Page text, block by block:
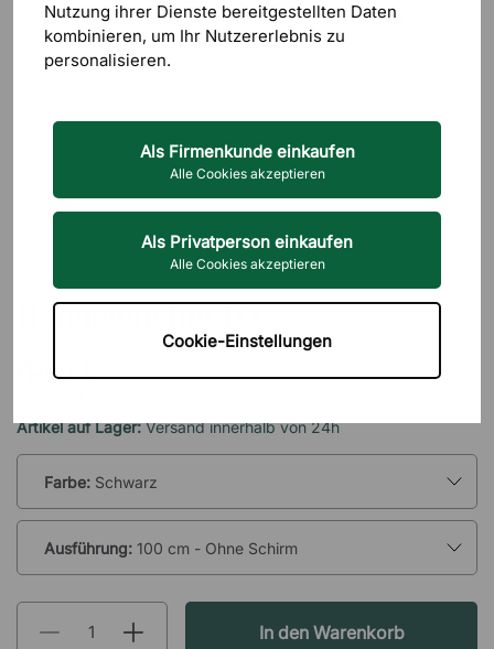
Nutzung ihrer Dienste bereitgestellten Daten
kombinieren, um Ihr Nutzererlebnis zu
personalisieren.
Als Firmenkunde einkaufen
Alle Cookies akzeptieren
Als Privatperson einkaufen
Alle Cookies akzeptieren
Cookie-Einstellungen
Hängeleuchte IZL
446 €
Artikel auf Lager:Versand innerhalb von 24h
Farbe: Schwarz
Ausführung: 100 cm - Ohne Schirm
In den Warenkorb